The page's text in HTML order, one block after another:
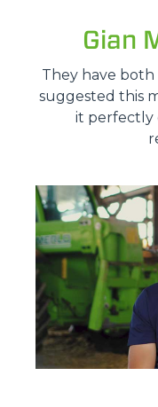
Gian
They have both
suggested this
it perfectly